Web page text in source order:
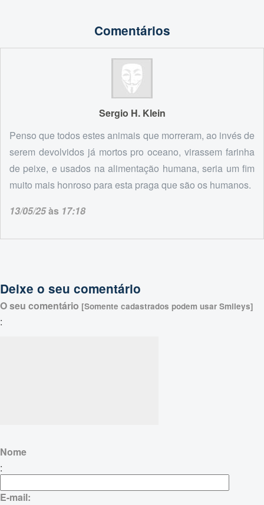
Comentários
Sergio H. Klein
Penso que todos estes animais que morreram, ao invés de
serem devolvidos já mortos pro oceano, virassem farinha
de peixe, e usados na alimentação humana, seria um fim
muito mais honroso para esta praga que são os humanos.
13/05/25às 17:18
Deixe o seu comentário
O seu comentário [Somente cadastrados podem usar Smileys]
:
Nome
:
E-mail: